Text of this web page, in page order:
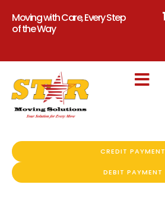
Moving with Care, Every Step
of the Way
CREDIT PAYMENT
DEBIT PAYMENT